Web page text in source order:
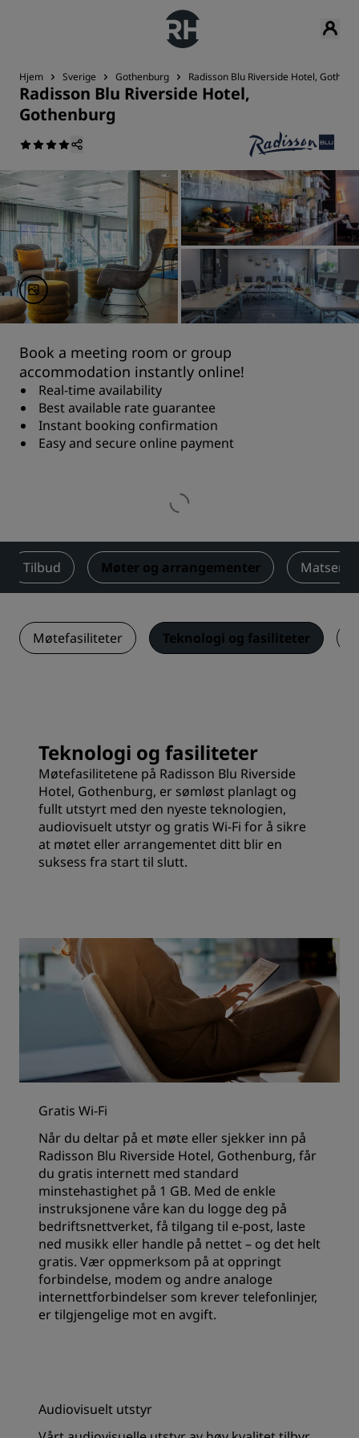
Hjem Sverige Gothenburg Radisson Blu Riverside Hotel,
Radisson Blu Riverside Hotel,
Gothenburg
Book a meeting room or group
accommodation instantly online!
Real-time availability
Best available rate guarantee
Instant booking confirmation
Easy and secure online payment
Tilbud Møter og arrangementer
Møtefasiliteter Teknologi og fasiliteter
Teknologi og fasiliteter
Møtefasilitetene på Radisson Blu Riverside
Hotel, Gothenburg, er sømløst planlagt og
fullt utstyrt med den nyeste teknologien,
audiovisuelt utstyr og gratis Wi-Fi for å sikre
at møtet eller arrangementet ditt blir en
suksess fra start til slutt.
Gratis Wi-Fi
Når du deltar på et møte eller sjekker inn på
Radisson Blu Riverside Hotel, Gothenburg, får
du gratis internett med standard
minstehastighet på 1 GB. Med de enkle
instruksjonene våre kan du logge deg på
bedriftsnettverket, få tilgang til e-post, laste
ned musikk eller handle på nettet – og det helt
gratis. Vær oppmerksom på at oppringt
forbindelse, modem og andre analoge
internettforbindelser som krever telefonlinjer,
er tilgjengelige mot en avgift.
Audiovisuelt utstyr